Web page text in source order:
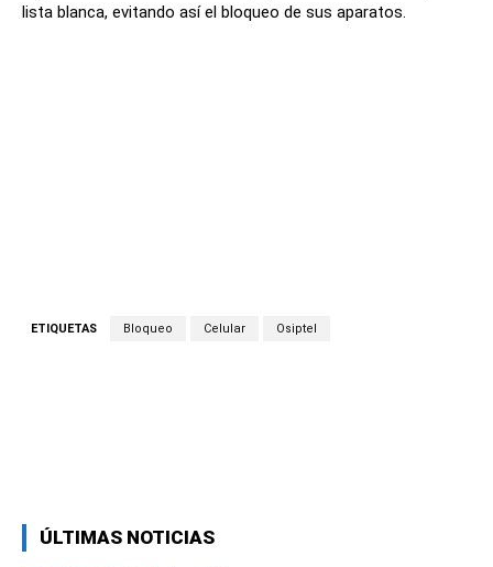
lista blanca, evitando así el bloqueo de sus aparatos.
ETIQUETAS Bloqueo Celular Osiptel
ÚLTIMAS NOTICIAS